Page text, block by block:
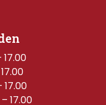
17.00
17.00